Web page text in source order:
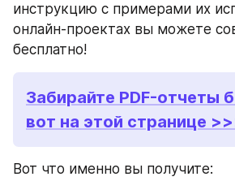
инструкцию с примерами их
онлайн-проектах вы можете
бесплатно!
Забирайте PDF-отчеты
вот на этой странице
Вот что именно вы получите: